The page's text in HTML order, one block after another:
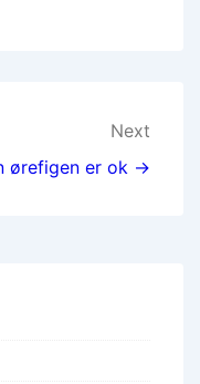
Next
ørefigen er ok →